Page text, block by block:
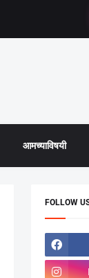
आमच्याविषयी
FOLLOW